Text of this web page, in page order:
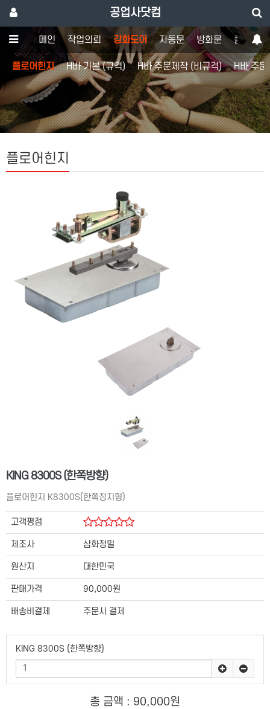
공업사닷컴
메인 작업의뢰 강화도어 자동문 방화문 출입통제
플로어힌지 H바 기본 (규격) H바 주문제작 (비규격) H바 주
플로어힌지
KING 8300S (한쪽방향)
플로어힌지 K8300S(한쪽정지형)
고객평점
제조사 삼화정밀
원산지 대한민국
판매가격 90,000원
배송비결제 주문시 결제
KING 8300S (한쪽방향)
총 금액 : 90,000원